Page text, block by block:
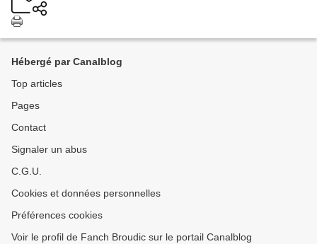
Hébergé par Canalblog
Top articles
Pages
Contact
Signaler un abus
C.G.U.
Cookies et données personnelles
Préférences cookies
Voir le profil de Fanch Broudic sur le portail Canalblog